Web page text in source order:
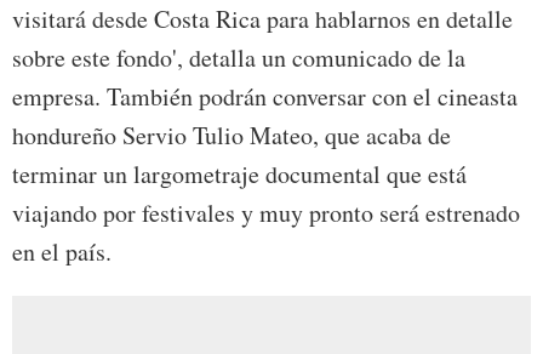
visitará desde Costa Rica para hablarnos en detalle
sobre este fondo', detalla un comunicado de la
empresa. También podrán conversar con el cineasta
hondureño Servio Tulio Mateo, que acaba de
terminar un largometraje documental que está
viajando por festivales y muy pronto será estrenado
en el país.